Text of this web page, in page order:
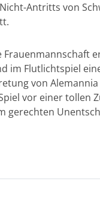
Antritts von
Frauenmannschaft
im Flutlichtspiel
von Alemannia
vor einer tollen
gerechten